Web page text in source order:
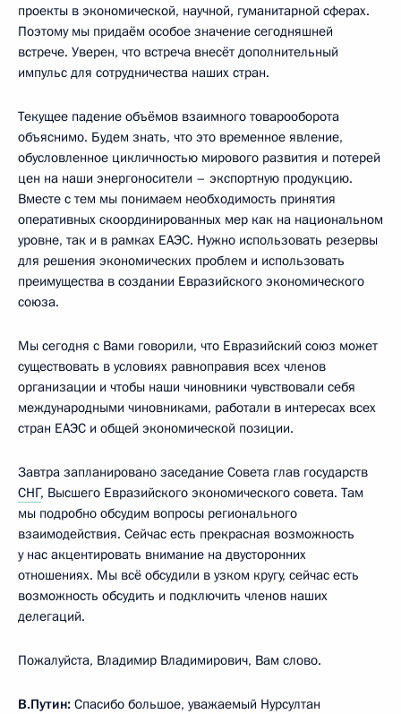
проекты в экономической, научной, гуманитарной сферах.
Поэтому мы придаём особое значение сегодняшней
встрече. Уверен, что встреча внесёт дополнительный
импульс для сотрудничества наших стран.
Текущее падение объёмов взаимного товарооборота
объяснимо. Будем знать, что это временное явление,
обусловленное цикличностью мирового развития и потерей
цен на наши энергоносители – экспортную продукцию.
Вместе с тем мы понимаем необходимость принятия
оперативных скоординированных мер как на национальном
уровне, так и в рамках ЕАЭС. Нужно использовать резервы
для решения экономических проблем и использовать
преимущества в создании Евразийского экономического
союза.
Мы сегодня с Вами говорили, что Евразийский союз может
существовать в условиях равноправия всех членов
организации и чтобы наши чиновники чувствовали себя
международными чиновниками, работали в интересах всех
стран ЕАЭС и общей экономической позиции.
Завтра запланировано заседание Совета глав государств
СНГ, Высшего Евразийского экономического совета. Там
мы подробно обсудим вопросы регионального
взаимодействия. Сейчас есть прекрасная возможность
у нас акцентировать внимание на двусторонних
отношениях. Мы всё обсудили в узком кругу, сейчас есть
возможность обсудить и подключить членов наших
делегаций.
Пожалуйста, Владимир Владимирович, Вам слово.
В.Путин: Спасибо большое, уважаемый Нурсултан